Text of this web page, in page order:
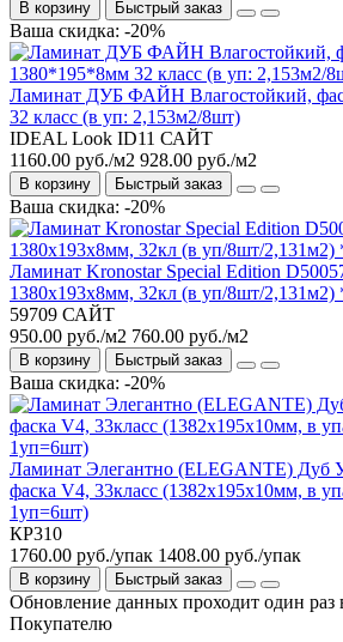
В корзину Быстрый заказ
Ваша скидка: -20%
Ламинат ДУБ ФАЙН Влагостойкий,
32 класс (в уп: 2,153м2/8шт)
IDEAL Look ID11 САЙТ
1160.00 руб./м2 928.00 руб./м2
В корзину Быстрый заказ
Ваша скидка: -20%
Ламинат Kronostar Special Edition
1380х193х8мм, 32кл (в уп/8шт/2,131м2)
59709 САЙТ
950.00 руб./м2 760.00 руб./м2
В корзину Быстрый заказ
Ваша скидка: -20%
Ламинат Элегантно (ELEGANTE) Дуб
фаска V4, 33класс (1382х195х10мм, в
1уп=6шт)
КР310
1760.00 руб./упак 1408.00 руб./упак
В корзину Быстрый заказ
Обновление данных проходит один раз
Покупателю